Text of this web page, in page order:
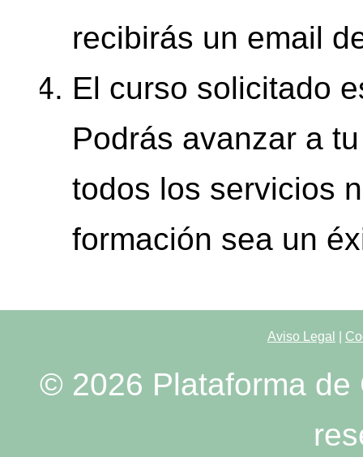
recibirás un email
El curso solicitado
Podrás avanzar a
todos los servicios
formación sea un
Aviso Legal
© 2026 Plataforma de